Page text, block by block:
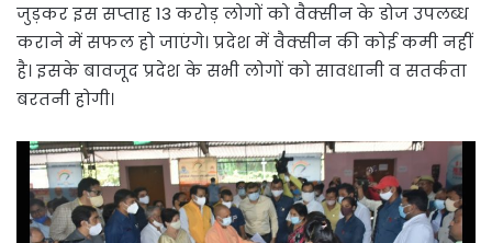
जुड़कर इस सप्ताह 13 करोड़ लोगों को वैक्सीन के डोज उपलब्ध
कराने में सफल हो जाएंगे। प्रदेश में वैक्सीन की कोई कमी नहीं
है। इसके बावजूद प्रदेश के सभी लोगों को सावधानी व सतर्कता
बरतनी होगी।